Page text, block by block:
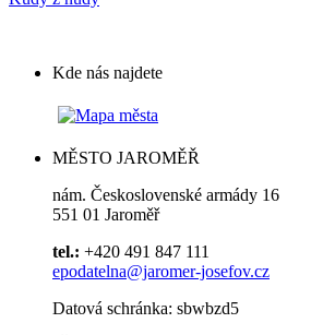
Kde nás najdete
MĚSTO JAROMĚŘ
nám. Československé armády 16
551 01 Jaroměř
tel.: +420 491 847 111
epodatelna@jaromer-josefov.cz
Datová schránka: sbwbzd5